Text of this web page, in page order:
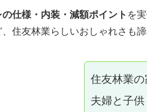
の仕様・内装・減額ポイント を
、住友林業らしいおしゃれさも
住友林業
夫婦と子